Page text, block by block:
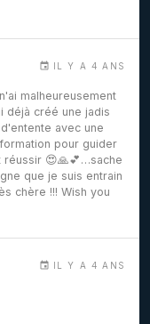
IL Y A 4 ANS
malheureusement
déjà créé une jadis
avec une
pour guider
😍🙏💕…sache
que je suis entrain
chère !!! Wish you
IL Y A 4 ANS